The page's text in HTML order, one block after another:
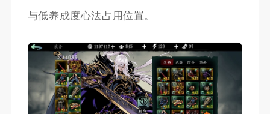
与低养成度心法占用位置。